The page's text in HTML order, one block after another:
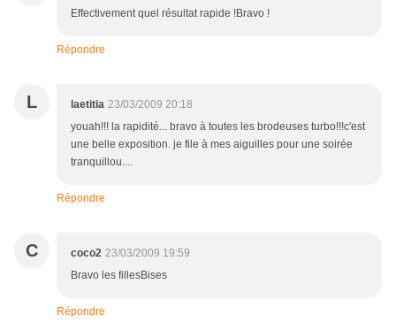
Effectivement quel résultat rapide !Bravo !
Répondre
L laetitia 23/03/2009 20:18
youah!!! la rapidité... bravo à toutes les brodeuses turbo!!!c'est
une belle exposition. je file à mes aiguilles pour une soirée
tranquillou....
Répondre
C coco2 23/03/2009 19:59
Bravo les fillesBises
Répondre